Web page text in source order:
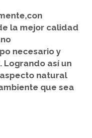
la mejor calidad
necesario y
Logrando así un
natural
que sea